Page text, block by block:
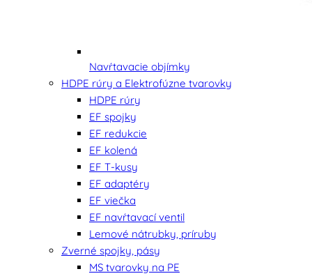
Navŕtavacie objímky
HDPE rúry a Elektrofúzne tvarovky
HDPE rúry
EF spojky
EF redukcie
EF kolená
EF T-kusy
EF adaptéry
EF viečka
EF navŕtavací ventil
Lemové nátrubky, príruby
Zverné spojky, pásy
MS tvarovky na PE